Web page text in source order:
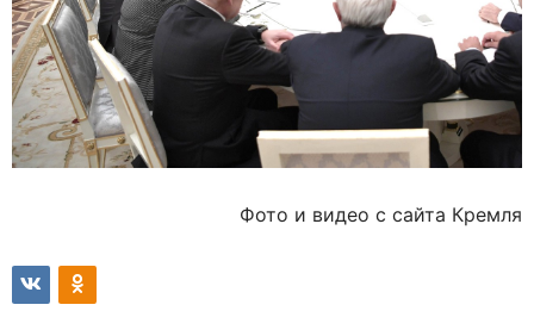
Фото и видео с сайта Кремля